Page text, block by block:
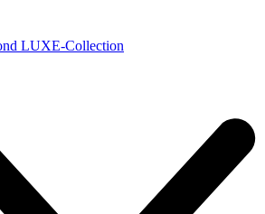
LUXE-Collection